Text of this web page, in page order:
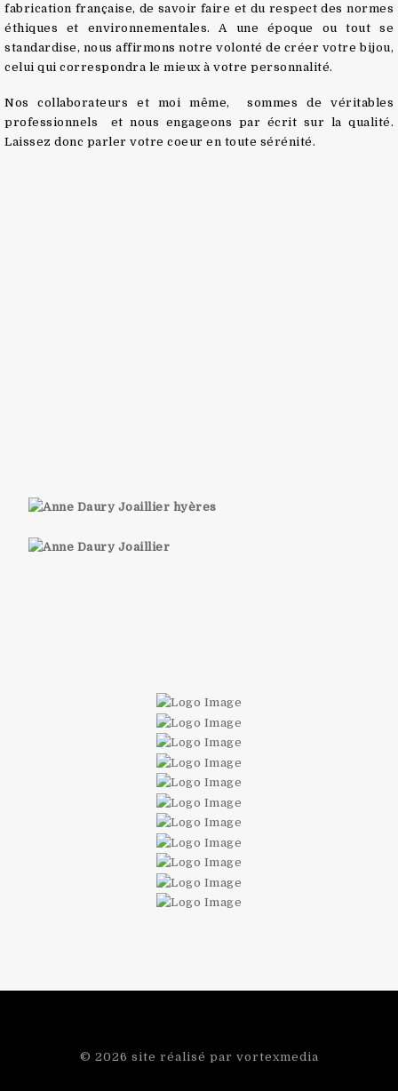
fabrication française, de savoir faire et du respect des normes
éthiques et environnementales. A une époque ou tout se
standardise, nous affirmons notre volonté de créer votre bijou,
celui qui correspondra le mieux à votre personnalité.
Nos collaborateurs et moi même, sommes de véritables
professionnels et nous engageons par écrit sur la qualité.
Laissez donc parler votre coeur en toute sérénité.
© 2026 site réalisé par vortexmedia